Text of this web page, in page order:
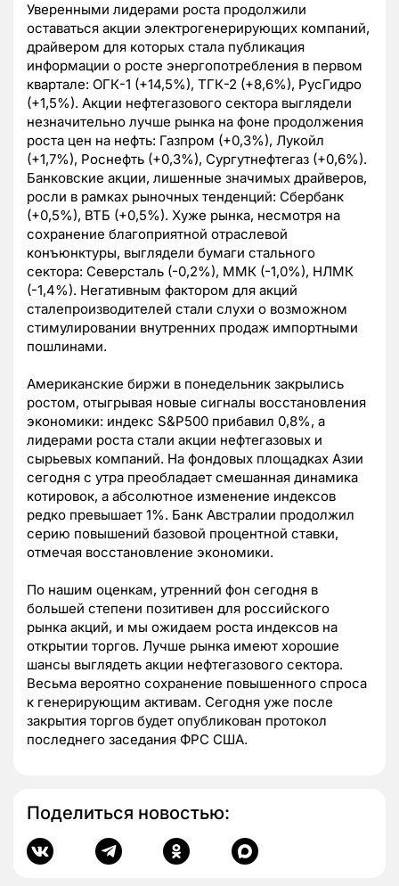
Уверенными лидерами роста продолжили
оставаться акции электрогенерирующих компаний,
драйвером для которых стала публикация
информации о росте энергопотребления в первом
квартале: ОГК-1 (+14,5%), ТГК-2 (+8,6%), РусГидро
(+1,5%). Акции нефтегазового сектора выглядели
незначительно лучше рынка на фоне продолжения
роста цен на нефть: Газпром (+0,3%), Лукойл
(+1,7%), Роснефть (+0,3%), Сургутнефтегаз (+0,6%).
Банковские акции, лишенные значимых драйверов,
росли в рамках рыночных тенденций: Сбербанк
(+0,5%), ВТБ (+0,5%). Хуже рынка, несмотря на
сохранение благоприятной отраслевой
конъюнктуры, выглядели бумаги стального
сектора: Северсталь (-0,2%), ММК (-1,0%), НЛМК
(-1,4%). Негативным фактором для акций
сталепроизводителей стали слухи о возможном
стимулировании внутренних продаж импортными
пошлинами.
Американские биржи в понедельник закрылись
ростом, отыгрывая новые сигналы восстановления
экономики: индекс S&P500 прибавил 0,8%, а
лидерами роста стали акции нефтегазовых и
сырьевых компаний. На фондовых площадках Азии
сегодня с утра преобладает смешанная динамика
котировок, а абсолютное изменение индексов
редко превышает 1%. Банк Австралии продолжил
серию повышений базовой процентной ставки,
отмечая восстановление экономики.
По нашим оценкам, утренний фон сегодня в
большей степени позитивен для российского
рынка акций, и мы ожидаем роста индексов на
открытии торгов. Лучше рынка имеют хорошие
шансы выглядеть акции нефтегазового сектора.
Весьма вероятно сохранение повышенного спроса
к генерирующим активам. Сегодня уже после
закрытия торгов будет опубликован протокол
последнего заседания ФРС США.
Поделиться новостью: